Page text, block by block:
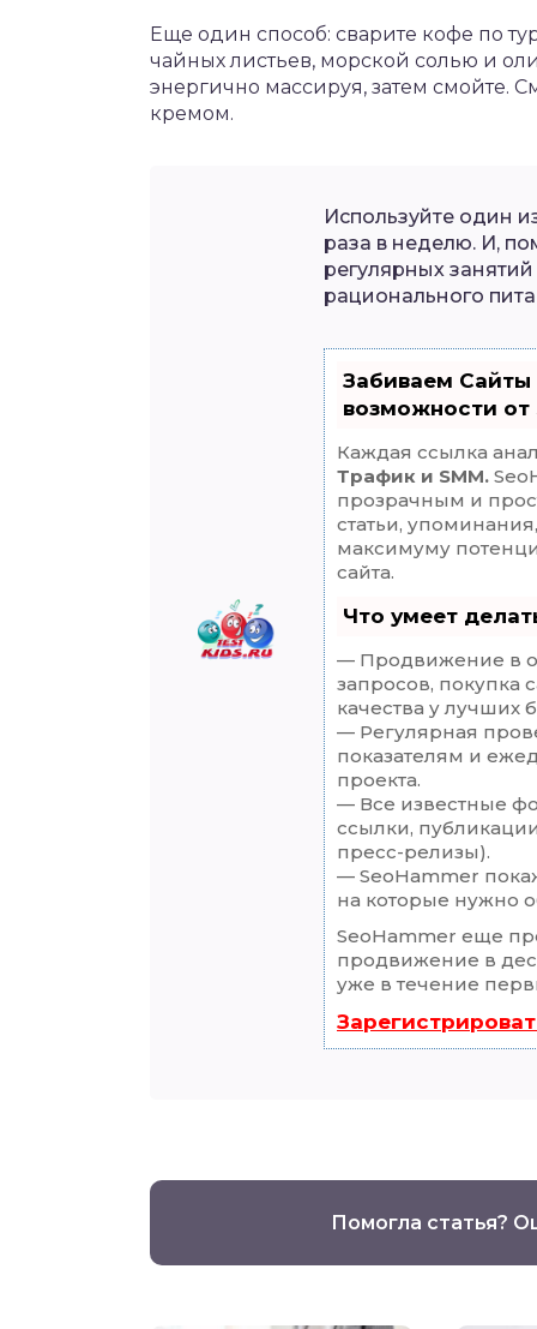
Еще один способ: сварите кофе по
чайных листьев, морской солью и
энергично массируя, затем
кремом.
Используйте один
раза в неделю. И,
регулярных
рационального
Забиваем
возможности от
Каждая ссылка
Трафик и SMM.
прозрачным и
статьи,
максимуму
сайта.
Что умеет
— Продвижение в
запросов, покупка
качества у лучших
— Регулярная
показателям и
проекта.
— Все известные
ссылки,
пресс-релизы).
— SeoHammer
на которые нужно
SeoHammer еще
продвижение в
уже в течение
Помогла статья?